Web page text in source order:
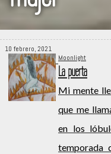
10 febrero, 2021
Moonlight
La puerta
Mi mente
que me
en los
temporada